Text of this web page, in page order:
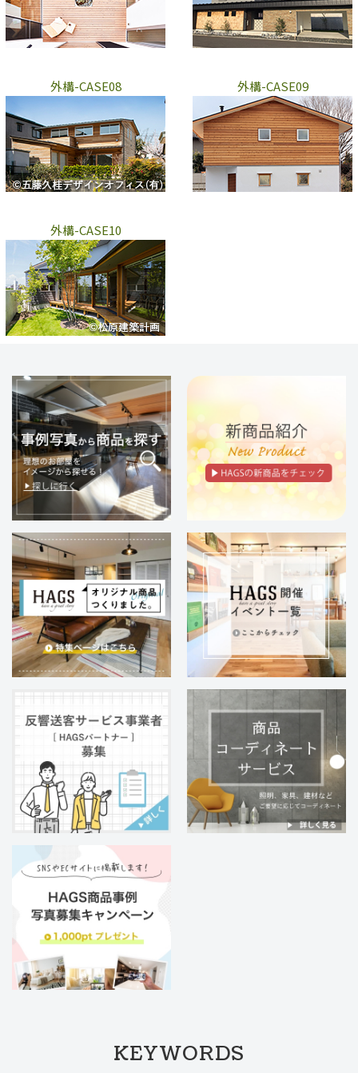
外構-CASE08 外構-CASE09
外構-CASE10
KEYWORDS